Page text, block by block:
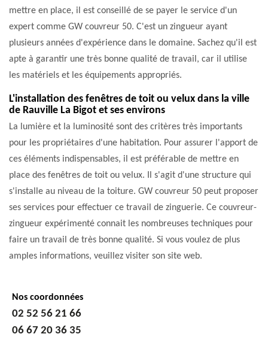
mettre en place, il est conseillé de se payer le service d'un
expert comme GW couvreur 50. C'est un zingueur ayant
plusieurs années d'expérience dans le domaine. Sachez qu'il est
apte à garantir une très bonne qualité de travail, car il utilise
les matériels et les équipements appropriés.
L'installation des fenêtres de toit ou velux dans la ville
de Rauville La Bigot et ses environs
La lumière et la luminosité sont des critères très importants
pour les propriétaires d'une habitation. Pour assurer l'apport de
ces éléments indispensables, il est préférable de mettre en
place des fenêtres de toit ou velux. Il s'agit d'une structure qui
s'installe au niveau de la toiture. GW couvreur 50 peut proposer
ses services pour effectuer ce travail de zinguerie. Ce couvreur-
zingueur expérimenté connait les nombreuses techniques pour
faire un travail de très bonne qualité. Si vous voulez de plus
amples informations, veuillez visiter son site web.
Nos coordonnées
02 52 56 21 66
06 67 20 36 35